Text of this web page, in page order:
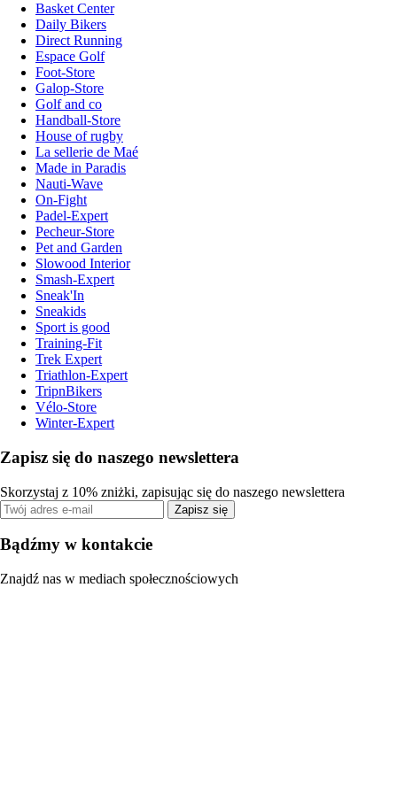
Basket Center
Daily Bikers
Direct Running
Espace Golf
Foot-Store
Galop-Store
Golf and co
Handball-Store
House of rugby
La sellerie de Maé
Made in Paradis
Nauti-Wave
On-Fight
Padel-Expert
Pecheur-Store
Pet and Garden
Slowood Interior
Smash-Expert
Sneak'In
Sneakids
Sport is good
Training-Fit
Trek Expert
Triathlon-Expert
TripnBikers
Vélo-Store
Winter-Expert
Zapisz się do naszego newslettera
Skorzystaj z 10% zniżki, zapisując się do naszego newslettera
Zapisz się
Bądźmy w kontakcie
Znajdź nas w mediach społecznościowych